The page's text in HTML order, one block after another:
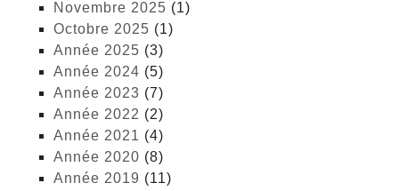
novembre 2025 (1)
octobre 2025 (1)
année 2025 (3)
année 2024 (5)
année 2023 (7)
année 2022 (2)
année 2021 (4)
année 2020 (8)
année 2019 (11)